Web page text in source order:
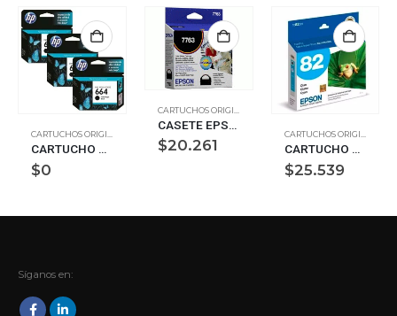
CARTUCHOS ORIGINALES
CARTUCHO ORIGINAL 664 NEGRO HP
$0
CASETE EPSON 7763 COLOR LQ2550/860
$20.261
CARTUCHOS ORIGINALES
CARTUCHO ORIGINAL EPSON T082220-AL CIAN
$25.539
Síganos en: